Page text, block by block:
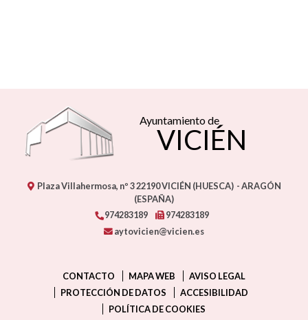
Ayuntamiento de
VICIÉN
Plaza Villahermosa, nº 322190VICIÉN (HUESCA) - ARAGÓN
(ESPAÑA)
974283189
974283189
aytovicien@vicien.es
CONTACTO MAPA WEB
AVISO LEGAL
PROTECCIÓN DE DATOS
ACCESIBILIDAD
POLÍTICA DE COOKIES